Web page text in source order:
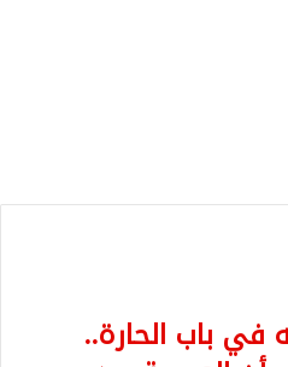
باب الحارة..